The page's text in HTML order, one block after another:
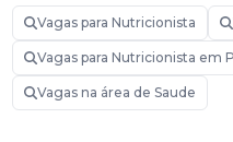
Vagas para Nutricionista
Vagas para Nutricionista em
Vagas na área de Saude